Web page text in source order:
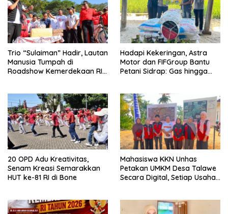
Trio “Sulaiman” Hadir, Lautan
Manusia Tumpah di
Roadshow Kemerdekaan RI
Hadapi Kekeringan, Astra
Motor dan FIFGroup Bantu
Petani Sidrap: Gas hingga
20 OPD Adu Kreativitas,
Senam Kreasi Semarakkan
HUT ke-81 RI di Bone
Mahasiswa KKN Unhas
Petakan UMKM Desa Talawe
Secara Digital, Setiap Usaha